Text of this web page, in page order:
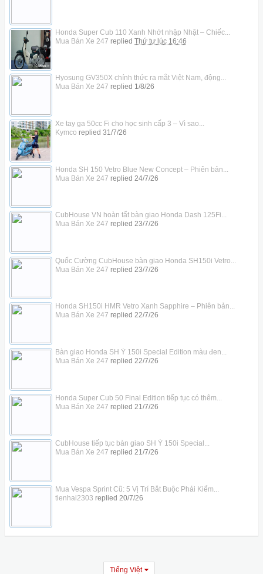
Honda Super Cub 110 Xanh Nhớt nhập Nhật – Chiếc...
Mua Bán Xe 247 replied Thứ tư lúc 16:46
Hyosung GV350X chính thức ra mắt Việt Nam, động...
Mua Bán Xe 247 replied 1/8/26
Xe tay ga 50cc Fi cho học sinh cấp 3 – Vì sao...
Kymco replied 31/7/26
Honda SH 150 Vetro Blue New Concept – Phiên bản...
Mua Bán Xe 247 replied 24/7/26
CubHouse VN hoàn tất bàn giao Honda Dash 125Fi...
Mua Bán Xe 247 replied 23/7/26
Quốc Cường CubHouse bàn giao Honda SH150i Vetro...
Mua Bán Xe 247 replied 23/7/26
Honda SH150i HMR Vetro Xanh Sapphire – Phiên bản...
Mua Bán Xe 247 replied 22/7/26
Bàn giao Honda SH Ý 150i Special Edition màu đen...
Mua Bán Xe 247 replied 22/7/26
Honda Super Cub 50 Final Edition tiếp tục có thêm...
Mua Bán Xe 247 replied 21/7/26
CubHouse tiếp tục bàn giao SH Ý 150i Special...
Mua Bán Xe 247 replied 21/7/26
Mua Vespa Sprint Cũ: 5 Vị Trí Bắt Buộc Phải Kiểm...
tienhai2303 replied 20/7/26
Tiếng Việt